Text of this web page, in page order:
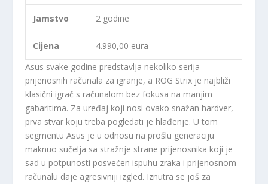
Jamstvo 2 godine
Cijena
4.990,00 eura
Asus svake godine predstavlja nekoliko serija
prijenosnih računala za igranje, a ROG Strix je najbliži
klasični igrač s računalom bez fokusa na manjim
gabaritima. Za uređaj koji nosi ovako snažan hardver,
prva stvar koju treba pogledati je hlađenje. U tom
segmentu Asus je u odnosu na prošlu generaciju
maknuo sučelja sa stražnje strane prijenosnika koji je
sad u potpunosti posvećen ispuhu zraka i prijenosnom
računalu daje agresivniji izgled. Iznutra se još za